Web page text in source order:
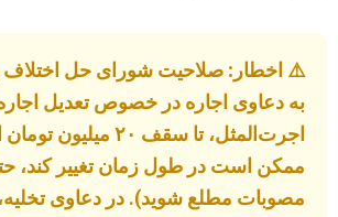
⚠️ اخطار: صلاحیت شورای حل اختلاف
به دعاوی اجاره در خصوص تعدیل اجاره
اجرت‌المثل، تا سقف ۲۰
ممکن است در طول زمان تغییر کند،
مصوبات مطلع شوید). در دعاوی